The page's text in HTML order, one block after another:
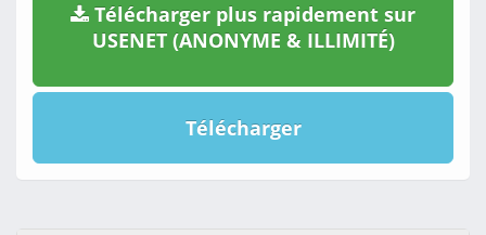
Télécharger plus rapidement sur
USENET (ANONYME & ILLIMITÉ)
Télécharger